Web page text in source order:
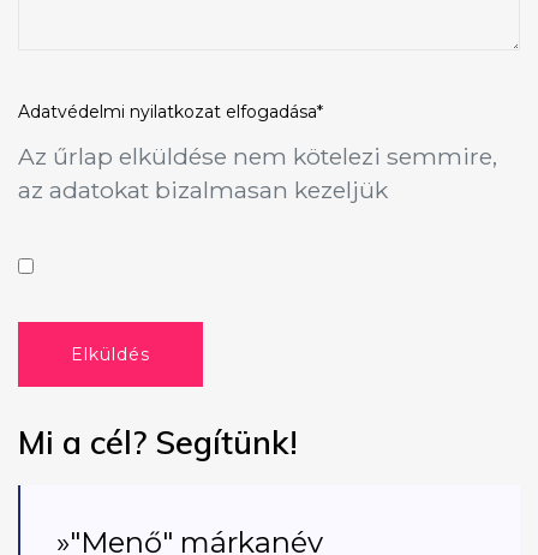
Adatvédelmi nyilatkozat elfogadása*
Az űrlap elküldése nem kötelezi semmire,
az adatokat bizalmasan kezeljük
Elküldés
Mi a cél? Segítünk!
»"Menő" márkanév